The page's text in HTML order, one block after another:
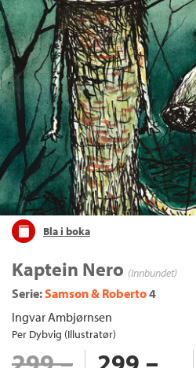
Bla i boka
Kaptein Nero (Innbundet)
Serie:Samson & Roberto4
Ingvar Ambjørnsen
Per Dybvig (Illustratør)